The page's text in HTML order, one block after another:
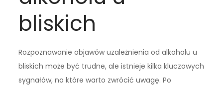
bliskich
Rozpoznawanie objawów uzależnienia od alkoholu u
bliskich może być trudne, ale istnieje kilka kluczowych
sygnałów, na które warto zwrócić uwagę. Po